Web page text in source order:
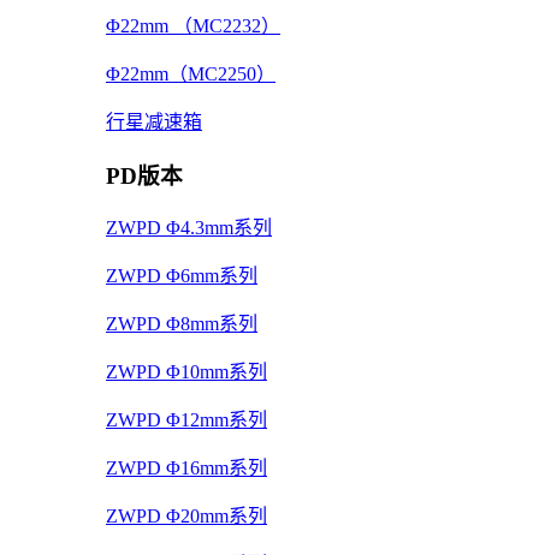
Φ22mm （MC2232）
Φ22mm（MC2250）
行星减速箱
PD版本
ZWPD Φ4.3mm系列
ZWPD Φ6mm系列
ZWPD Φ8mm系列
ZWPD Φ10mm系列
ZWPD Φ12mm系列
ZWPD Φ16mm系列
ZWPD Φ20mm系列